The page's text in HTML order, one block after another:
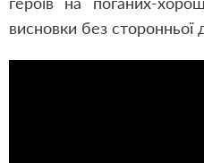
висновки без сторонньої